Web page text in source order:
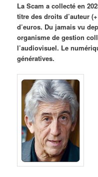
La Scam a collecté en
titre des droits d’auteur
d’euros. Du jamais vu
organisme de gestion
l’audiovisuel. Le
génératives.